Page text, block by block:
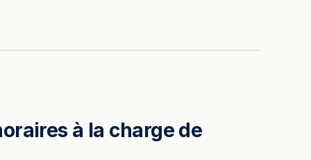
à la charge de